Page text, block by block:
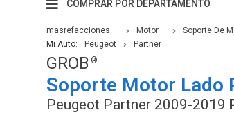
COMPRAR POR DEPARTAMENTO
masrefacciones Motor Soporte De
Mi Auto:
Peugeot Partner
GROB
Soporte Motor Lado
Peugeot Partner 2009-2019